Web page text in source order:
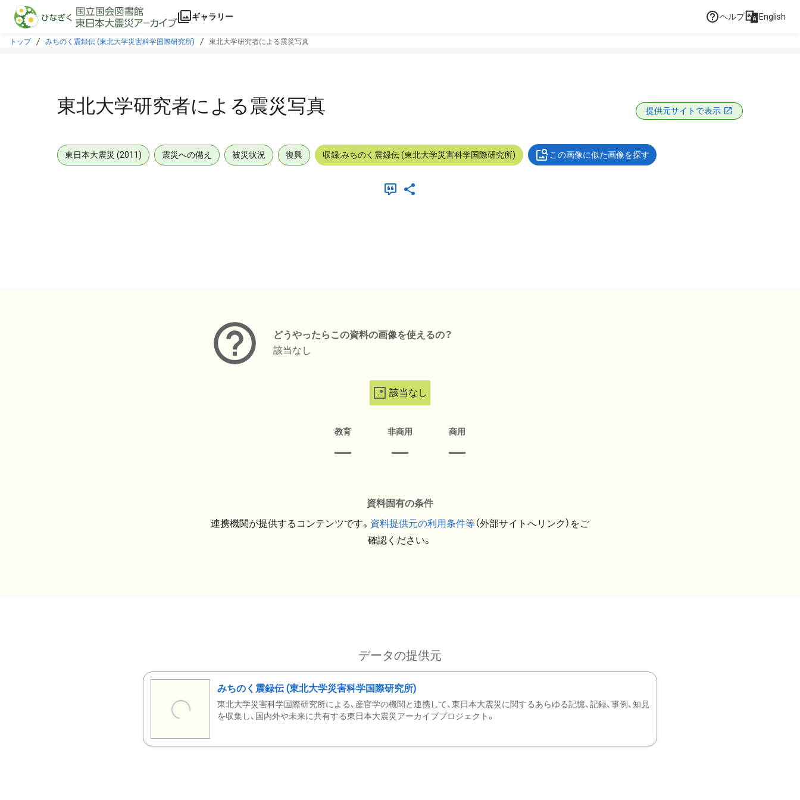
本文に飛ぶ
ギャラリー ヘルプ English
トップ みちのく震録伝 (東北大学災害科学国際研究所) 東北大学研究者による震災写真
東北大学研究者による震災写真 提供元サイトで表示
東日本大震災 (2011) 震災への備え 被災状況 復興 収録:みちのく震録伝 (東北大学災害科学国際研究所) この画像に似た画像を探す
どうやったらこの資料の画像を使えるの？
該当なし
該当なし
教育 非商用 商用
資料固有の条件
連携機関が提供するコンテンツです。 資料提供元の利用条件等（外部サイトへリンク）をご
確認ください。
データの提供元
みちのく震録伝 (東北大学災害科学国際研究所)
東北大学災害科学国際研究所による、産官学の機関と連携して、東日本大震災に関するあらゆる記憶、記録、事例、知見
を収集し、国内外や未来に共有する東日本大震災アーカイブプロジェクト。